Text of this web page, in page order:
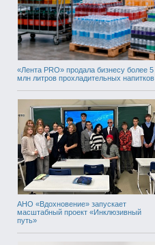
«Лента PRO» продала бизнесу более 5
млн литров прохладительных напитков
АНО «Вдохновение» запускает
масштабный проект «Инклюзивный
путь»